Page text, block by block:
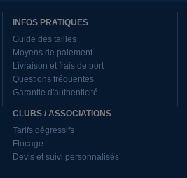
INFOS PRATIQUES
Guide des tailles
Moyens de paiement
Livraison et frais de port
Questions fréquentes
Garantie d'authenticité
CLUBS / ASSOCIATIONS
Tarifs dégressifs
Flocage
Devis et suivi personnalisés